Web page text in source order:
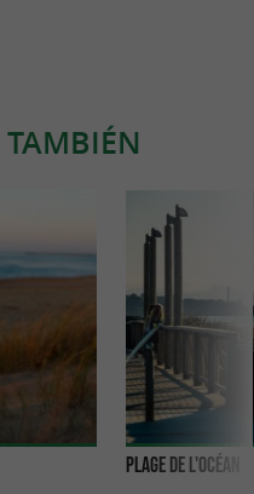
TAMBIÉN
Plage de l'Océan